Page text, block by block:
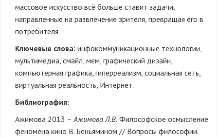
массовое искусство всё больше ставит задачи,
направленные на развлечение зрителя, превращая его в
потребителя.
Ключевые слова: инфокоммуникационные технологии,
мультимедиа, смайл, мем, графический дизайн,
компьютерная графика, гиперреализм, социальная сеть,
виртуальная реальность, Интернет.
Библиография:
Ажимова 2013 –Ажимова Л.В. Философское осмысление
феномена кино В. Беньямином // Вопросы философии.